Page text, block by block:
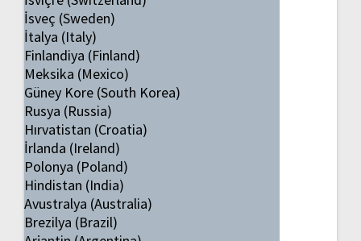
İsveç (Sweden)
İtalya (Italy)
Finlandiya (Finland)
Meksika (Mexico)
Güney Kore (South Korea)
Rusya (Russia)
Hırvatistan (Croatia)
İrlanda (Ireland)
Polonya (Poland)
Hindistan (India)
Avustralya (Australia)
Brezilya (Brazil)